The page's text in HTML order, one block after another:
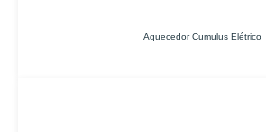
Aquecedor Cumulus Elétrico